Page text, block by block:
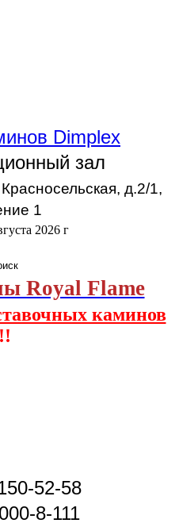
Dimplex
зал
д.2/1,
1
2026 г
Royal Flame
каминов
52-58
8-111